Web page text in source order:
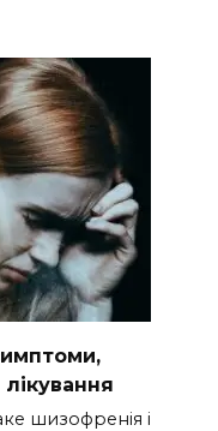
шизофренія і